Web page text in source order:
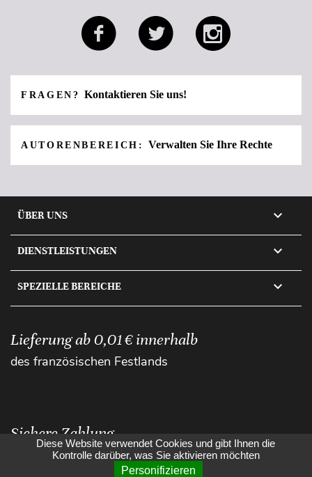
FRAGEN? Kontaktieren Sie uns!
AUTORENBEREICH: Verwalten Sie Ihre Rechte
ÜBER UNS 
DIENSTLEISTUNGEN 
SPEZIELLE BEREICHE 
Lieferung ab 0,01 € innerhalb
des französischen Festlands
Sichere Zahlung
Diese Website verwendet Cookies und gibt Ihnen die
Kontrolle darüber, was Sie aktivieren möchten
Personifizieren